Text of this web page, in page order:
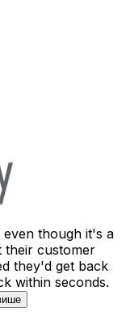
even though it's a
their customer
they'd get back
within seconds.